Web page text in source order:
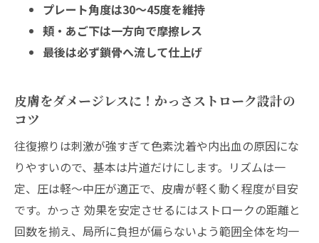
プレート角度は30〜45度を維持
頬・あご下は一方向で摩擦レス
最後は必ず鎖骨へ流して仕上げ
皮膚をダメージレスに！かっさストローク設計の
コツ
往復擦りは刺激が強すぎて色素沈着や内出血の原因にな
りやすいので、基本は片道だけにします。リズムは一
定、圧は軽〜中圧が適正で、皮膚が軽く動く程度が目安
です。かっさ 効果を安定させるにはストロークの距離と
回数を揃え、局所に負担が偏らないよう範囲全体を均一